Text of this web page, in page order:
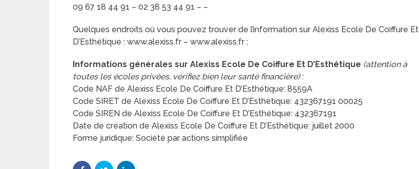
09 67 18 44 91 – 02 38 53 44 91 – –
Quelques endroits où vous pouvez trouver de l’information sur Alexiss Ecole De Coiffure Et
D’Esthétique : www.alexiss.fr – www.alexiss.fr ;
Informations générales sur Alexiss Ecole De Coiffure Et D’Esthétique (attention à
toutes les écoles privées, vérifiez bien leur santé financière):
Code NAF de Alexiss Ecole De Coiffure Et D’Esthétique: 8559A
Code SIRET de Alexiss Ecole De Coiffure Et D’Esthétique: 432367191 00025
Code SIREN de Alexiss Ecole De Coiffure Et D’Esthétique: 432367191
Date de création de Alexiss Ecole De Coiffure Et D’Esthétique: juillet 2000
Forme juridique: Société par actions simplifiée